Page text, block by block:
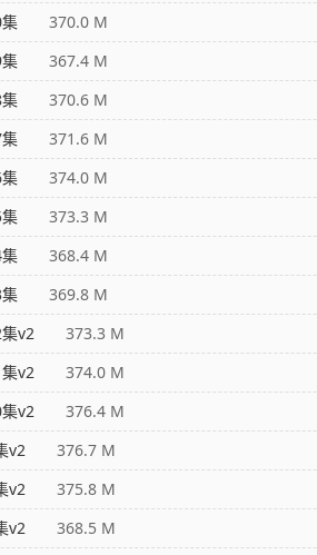
370.0 M
367.4 M
370.6 M
371.6 M
374.0 M
373.3 M
368.4 M
369.8 M
v2 373.3 M
v2 374.0 M
v2 376.4 M
v2 376.7 M
v2 375.8 M
v2 368.5 M